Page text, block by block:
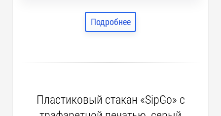
Подробнее
Пластиковый стакан «SipGo» с